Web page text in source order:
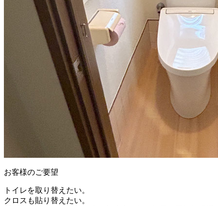
お客様のご要望
トイレを取り替えたい。
クロスも貼り替えたい。